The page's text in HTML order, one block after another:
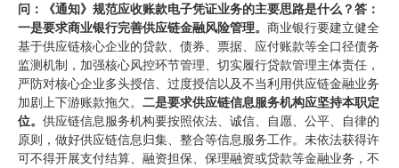
问：《通知》规范应收账款电子凭证业务的主要思路是什么 ？答：
一是要求商业银行完善供应链金融风险管理。 商业银行要建立健全
基于供应链核心企业的贷款、债券、票据、应付账款等全口径债务
监测机制，加强核心风控环节管理、切实履行贷款管理主体责任，
严防对核心企业多头授信、过度授信以及不当利用供应链金融业务
加剧上下游账款拖欠。 二是要求供应链信息服务机构应坚持本职定
位。 供应链信息服务机构要按照依法、诚信、自愿、公平、自律的
原则，做好供应链信息归集、整合等信息服务工作。未依法获得许
可不得开展支付结算、融资担保、保理融资或贷款等金融业务，不